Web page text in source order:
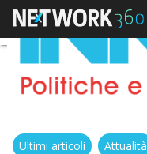
Ultimi articoli Attualità